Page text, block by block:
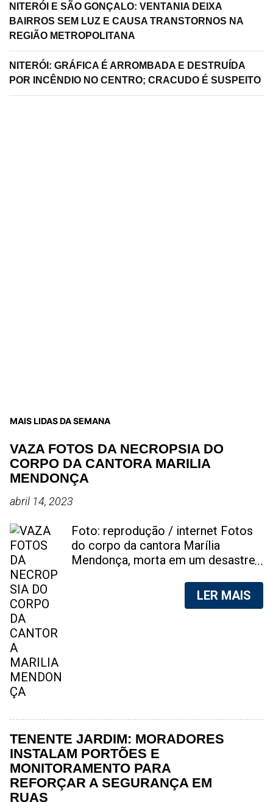
NITERÓI E SÃO GONÇALO: VENTANIA DEIXA
BAIRROS SEM LUZ E CAUSA TRANSTORNOS NA
REGIÃO METROPOLITANA
NITERÓI: GRÁFICA É ARROMBADA E DESTRUÍDA
POR INCÊNDIO NO CENTRO; CRACUDO É SUSPEITO
MAIS LIDAS DA SEMANA
VAZA FOTOS DA NECROPSIA DO
CORPO DA CANTORA MARILIA
MENDONÇA
abril 14, 2023
Foto: reprodução / internet Fotos
do corpo da cantora Marília
Mendonça, morta em um desastre
foram vazadas na internet. A
divulgação de fotos do corpo de
vendendo as fotos. Cada foto, no
valor de R$20 (Vinte reais). A
assessoria da família de Marília
Mendonça, se pronunciou sobre o
caso. "Estamos todos chocados,
só em imaginar a possibilidade de
LER MAIS
TENENTE JARDIM: MORADORES
INSTALAM PORTÕES E
MONITORAMENTO PARA
REFORÇAR A SEGURANÇA EM
RUAS